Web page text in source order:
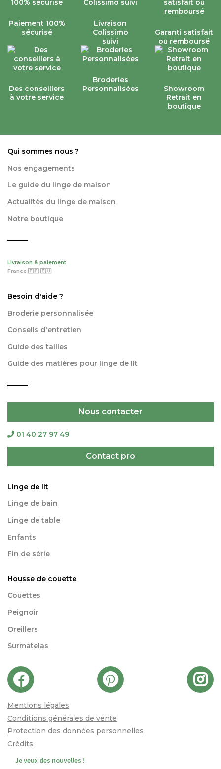
Paiement 100%
sécurisé
Livraison
Colissimo
suivi
Garanti satisfait
ou remboursé
Des conseillers
à votre service
Broderies
Personnalisées
Showroom
Retrait en
boutique
Qui sommes nous ?
Nos engagements
Le guide du linge de maison
Actualités du linge de maison
Notre boutique
Livraison & paiement
France 🇫🇷 🇪🇺
Besoin d'aide ?
Broderie personnalisée
Conseils d'entretien
Guide des tailles
Guide des matières pour linge de lit
Nous contacter
01 40 27 97 49
Contact pro
Linge de lit
Linge de bain
Linge de table
Enfants
Fin de série
Housse de couette
Couettes
Peignoir
Oreillers
Surmatelas
Mentions légales
Conditions générales de vente
Protection des données personnelles
Crédits
Je veux des nouvelles !